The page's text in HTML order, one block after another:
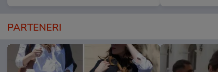
PARTENERI